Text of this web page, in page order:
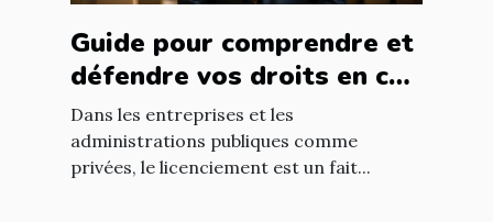
Guide pour comprendre et
défendre vos droits en cas
de licenciement abusif
Dans les entreprises et les
administrations publiques comme
privées, le licenciement est un fait...